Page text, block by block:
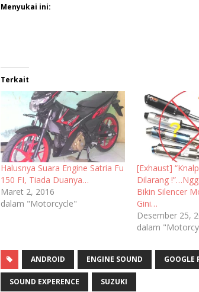
Menyukai ini:
Terkait
Halusnya Suara Engine Satria Fu
150 FI, Tiada Duanya…
Maret 2, 2016
dalam "Motorcycle"
[Exhaust]
Dilarang
Bikin Silencer
Gini…
Desember 25,
dalam
ANDROID ENGINE SOUND GOOGLE
SOUND EXPERENCE SUZUKI